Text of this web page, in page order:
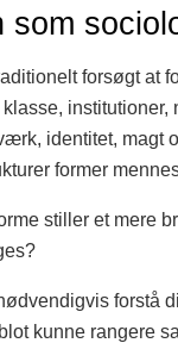
som
forsøgt at
institutioner,
identitet, magt
former
stiller et mere
forstå
kunne rangere